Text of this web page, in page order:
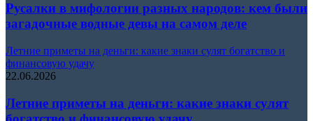
Русалки в мифологии разных народов: кем были
загадочные водные девы на самом деле
Летние приметы на деньги: какие знаки сулят богатство и
финансовую удачу
22.06.2026
Летние приметы на деньги: какие знаки сулят